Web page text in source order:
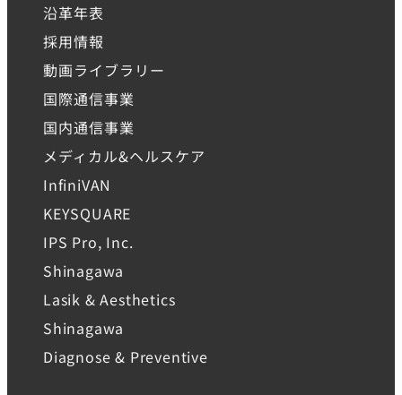
沿革年表
採用情報
動画ライブラリー
国際通信事業
国内通信事業
メディカル&ヘルスケア
InfiniVAN
KEYSQUARE
IPS Pro, Inc.
Shinagawa
Lasik & Aesthetics
Shinagawa
Diagnose & Preventive